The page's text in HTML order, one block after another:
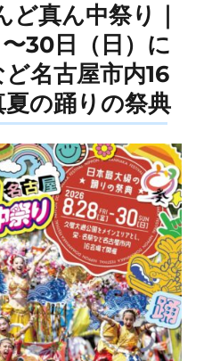
真ん中祭り｜
30日（日）に
名古屋市内16
の踊りの祭典